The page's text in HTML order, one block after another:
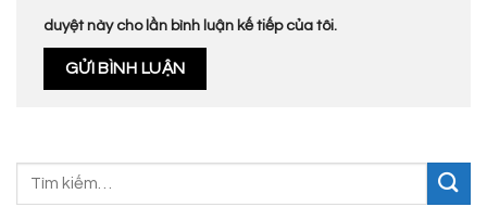
duyệt này cho lần bình luận kế tiếp của tôi.